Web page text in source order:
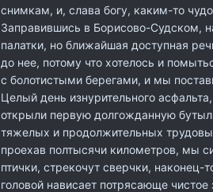
снимкам, и, слава богу, каким-то
Заправившись в Борисово-Судском,
палатки, но ближайшая доступная
до нее, потому что хотелось и
с болотистыми берегами, и мы
Целый день изнурительного
открыли первую долгожданную
тяжелых и продолжительных
проехав полтысячи километров, мы
птички, стрекочут сверчки,
головой нависает потрясающе